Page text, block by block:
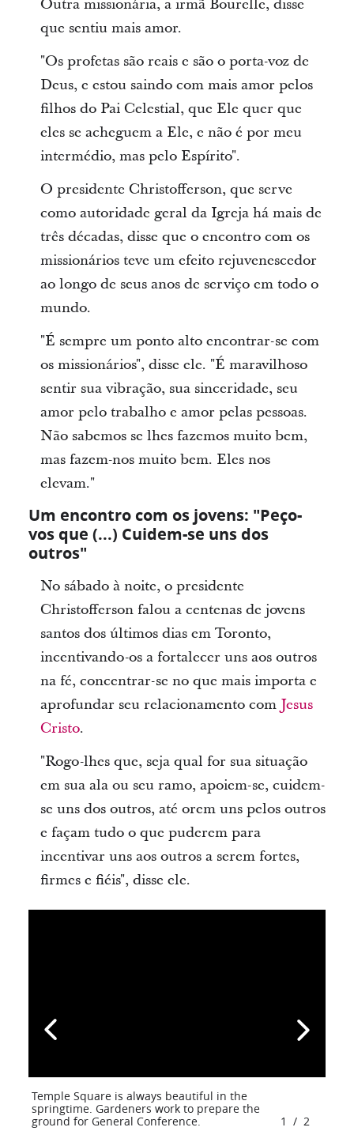
Outra missionária, a irmã Bourelle, disse
que sentiu mais amor.
"Os profetas são reais e são o porta-voz de
Deus, e estou saindo com mais amor pelos
filhos do Pai Celestial, que Ele quer que
eles se acheguem a Ele, e não é por meu
intermédio, mas pelo Espírito".
O presidente Christofferson, que serve
como autoridade geral da Igreja há mais de
três décadas, disse que o encontro com os
missionários teve um efeito rejuvenescedor
ao longo de seus anos de serviço em todo o
mundo.
"É sempre um ponto alto encontrar-se com
os missionários", disse ele. "É maravilhoso
sentir sua vibração, sua sinceridade, seu
amor pelo trabalho e amor pelas pessoas.
Não sabemos se lhes fazemos muito bem,
mas fazem-nos muito bem. Eles nos
elevam."
Um encontro com os jovens: "Peço-
vos que (...) Cuidem-se uns dos
outros"
No sábado à noite, o presidente
Christofferson falou a centenas de jovens
santos dos últimos dias em Toronto,
incentivando-os a fortalecer uns aos outros
na fé, concentrar-se no que mais importa e
aprofundar seu relacionamento com Jesus
Cristo.
"Rogo-lhes que, seja qual for sua situação
em sua ala ou seu ramo, apoiem-se, cuidem-
se uns dos outros, até orem uns pelos outros
e façam tudo o que puderem para
incentivar uns aos outros a serem fortes,
firmes e fiéis", disse ele.
Temple Square is always beautiful in the
springtime. Gardeners work to prepare the
ground for General Conference.
1 / 2